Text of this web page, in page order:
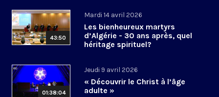
43:50
Mardi 14 avril 2026
Les bienheureux martyrs
d’Algérie - 30 ans après, quel
héritage spirituel?
01:38:04
Jeudi 9 avril 2026
« Découvrir le Christ à l’âge
adulte »